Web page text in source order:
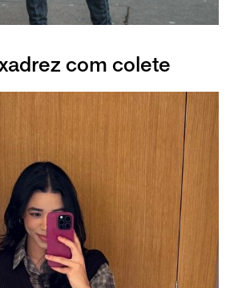
com colete